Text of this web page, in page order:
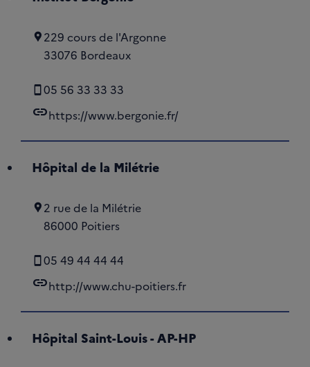
229 cours de l'Argonne
33076 Bordeaux
05 56 33 33 33
linkhttps://www.bergonie.fr/
Hôpital de la Milétrie
2 rue de la Milétrie
86000 Poitiers
05 49 44 44 44
linkhttp://www.chu-poitiers.fr
Hôpital Saint-Louis - AP-HP